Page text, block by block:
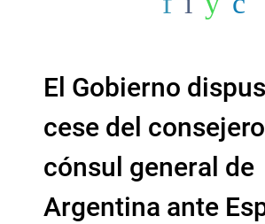
El Gobierno
cese del
cónsul general de
Argentina ante